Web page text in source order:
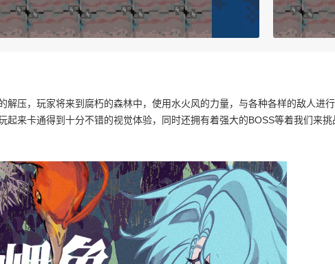
解压，玩家将来到腐朽的森林中，使用水火风的力量，与各种各样的敌人进
来卡通得到十分不错的视觉体验，同时还拥有着强大的BOSS等着我们来挑